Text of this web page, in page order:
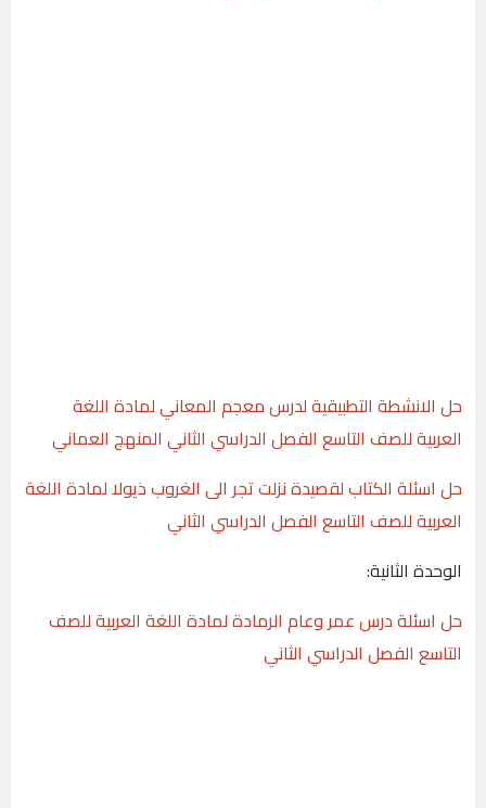
حل الانشطة التطبيقية لدرس معجم المعاني لمادة اللغة
العربية للصف التاسع الفصل الدراسي الثاني المنهج العماني
حل اسئلة الكتاب لقصيدة نزلت تجر الى الغروب ذيولا لمادة اللغة
العربية للصف التاسع الفصل الدراسي الثاني
الوحدة الثانية:
حل اسئلة درس عمر وعام الرمادة لمادة اللغة العربية للصف
التاسع الفصل الدراسي الثاني